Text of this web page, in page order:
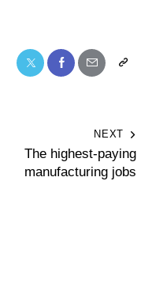
NEXT
The highest-paying
manufacturing jobs